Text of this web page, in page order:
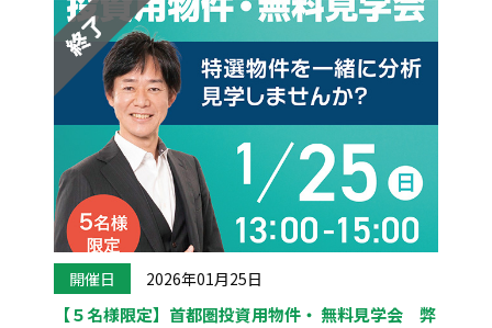
開催日 2026年01月25日
【５名様限定】首都圏投資用物件・ 無料見学会 弊